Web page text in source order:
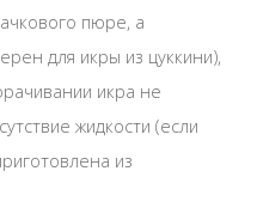
пюре, а
для икры из цуккини),
икра не
жидкости (если
из